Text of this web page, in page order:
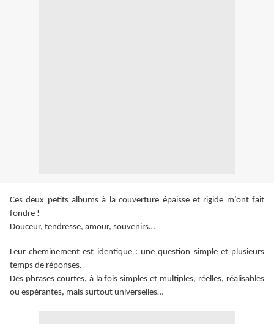
Ces deux petits albums à la couverture épaisse et rigide m’ont fait
fondre !
Douceur, tendresse, amour, souvenirs…
Leur cheminement est identique : une question simple et plusieurs
temps de réponses.
Des phrases courtes, à la fois simples et multiples, réelles, réalisables
ou espérantes, mais surtout universelles…